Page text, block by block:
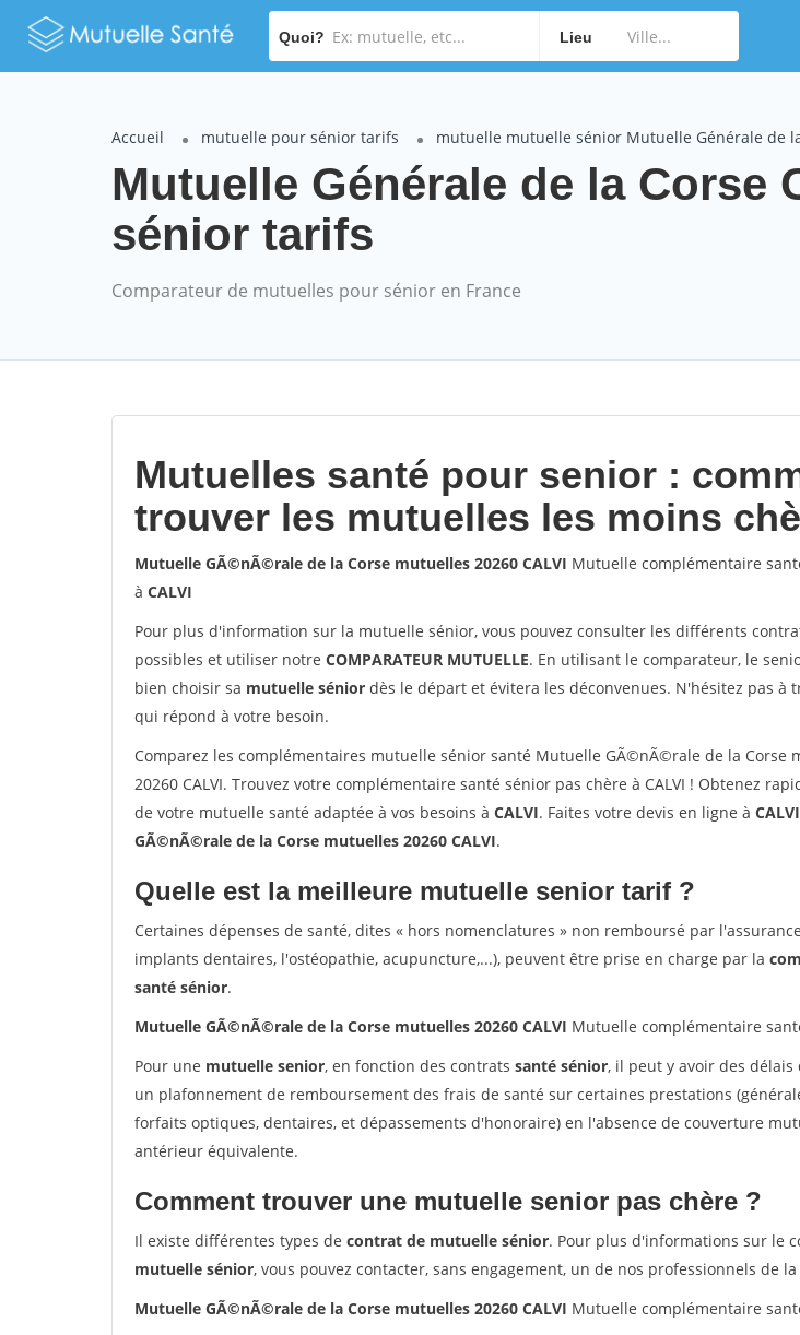
Quoi? Lieu
Accueil mutuelle pour sénior tarifs mutuelle mutuelle sénior Mutuelle Générale de
Mutuelle Générale de la Corse
sénior tarifs
Comparateur de mutuelles pour sénior en France
Mutuelles santé pour senior :
trouver les mutuelles les moins
Mutuelle GÃ©nÃ©rale de la Corse mutuelles 20260 CALVI Mutuelle complémentaire
à CALVI
Pour plus d'information sur la mutuelle sénior, vous pouvez consulter les différents
possibles et utiliser notre COMPARATEUR MUTUELLE. En utilisant le comparateur, le
bien choisir sa mutuelle sénior dès le départ et évitera les déconvenues. N'hésitez pas à
qui répond à votre besoin.
Comparez les complémentaires mutuelle sénior santé Mutuelle GÃ©nÃ©rale de la Corse
20260 CALVI. Trouvez votre complémentaire santé sénior pas chère à CALVI ! Obtenez
de votre mutuelle santé adaptée à vos besoins à CALVI. Faites votre devis en ligne à
GÃ©nÃ©rale de la Corse mutuelles 20260 CALVI.
Quelle est la meilleure mutuelle senior tarif ?
Certaines dépenses de santé, dites « hors nomenclatures » non remboursé par
implants dentaires, l'ostéopathie, acupuncture,...), peuvent être prise en charge par la
santé sénior.
Mutuelle GÃ©nÃ©rale de la Corse mutuelles 20260 CALVI Mutuelle complémentaire
Pour une mutuelle senior, en fonction des contrats santé sénior, il peut y avoir des délais
un plafonnement de remboursement des frais de santé sur certaines prestations
forfaits optiques, dentaires, et dépassements d'honoraire) en l'absence de couverture
antérieur équivalente.
Comment trouver une mutuelle senior pas chère ?
Il existe différentes types de contrat de mutuelle sénior. Pour plus d'informations sur le
mutuelle sénior, vous pouvez contacter, sans engagement, un de nos professionnels de la
Mutuelle GÃ©nÃ©rale de la Corse mutuelles 20260 CALVI Mutuelle complémentaire